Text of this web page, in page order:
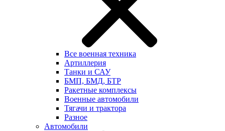
Все военная техника
Артиллерия
Танки и САУ
БМП, БМД, БТР
Ракетные комплексы
Военные автомобили
Тягачи и трактора
Разное
Автомобили